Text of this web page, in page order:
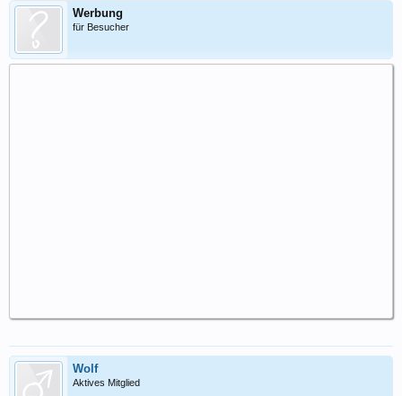
Werbung
für Besucher
Wolf
Aktives Mitglied